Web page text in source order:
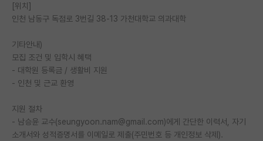
커리어
유학교육
이벤트
재팬라운지 🌸
[위치]
인천 남동구 독점로 3번길 38-13 가천대학교 의과대학
기타안내)
모집 조건 및 입학시 혜택
- 대학원 등록금 / 생활비 지원
- 인천 및 근교 환영
지원 절차
- 남승윤 교수(seungyoon.nam@gmail.com)에게 간단한 이력서, 자기
소개서와 성적증명서를 이메일로 제출(주민번호 등 개인정보 삭제).